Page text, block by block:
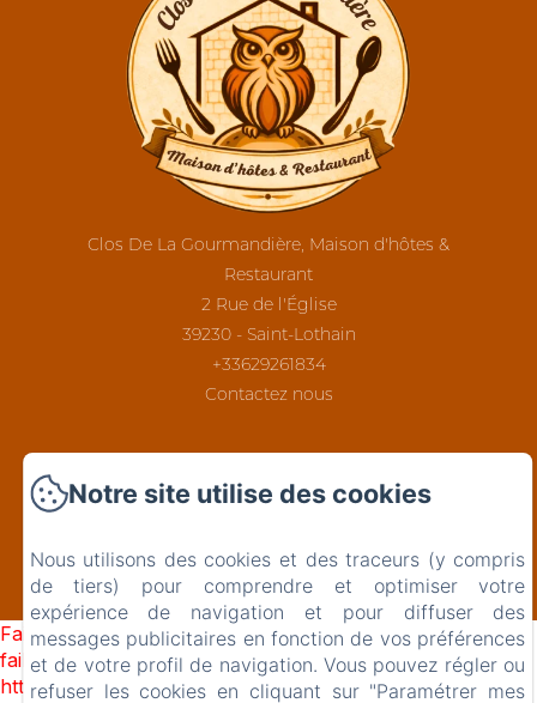
Clos De La Gourmandière, Maison d'hôtes &
Restaurant
2 Rue de l'Église
39230 - Saint-Lothain
+33629261834
Contactez nous
Créé par Amenitiz
Failed to load BookingEngine/index: Loading chunk 1322
failed. (missing:
https://d1cmur5l0xva3h.cloudfront.net/packs/1322-
Notre site utilise des cookies
Nous utilisons des cookies et des traceurs (y compris
de tiers) pour comprendre et optimiser votre
expérience de navigation et pour diffuser des
messages publicitaires en fonction de vos préférences
et de votre profil de navigation. Vous pouvez régler ou
refuser les cookies en cliquant sur "Paramétrer mes